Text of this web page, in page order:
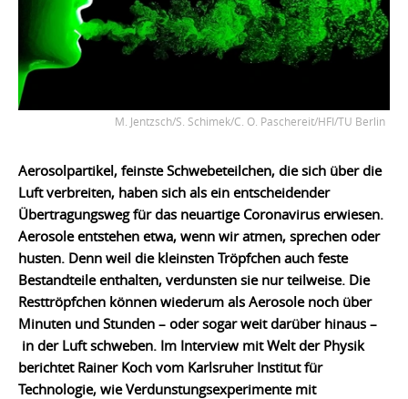
M. Jentzsch/S. Schimek/C. O. Paschereit/HFI/TU Berlin
Aerosolpartikel, feinste Schwebeteilchen, die sich über die
Luft verbreiten, haben sich als ein entscheidender
Übertragungsweg für das neuartige Coronavirus erwiesen.
Aerosole entstehen etwa, wenn wir atmen, sprechen oder
husten. Denn weil die kleinsten Tröpfchen auch feste
Bestandteile enthalten, verdunsten sie nur teilweise. Die
Resttröpfchen können wiederum als Aerosole noch über
Minuten und Stunden – oder sogar weit darüber hinaus –
in der Luft schweben. Im Interview mit Welt der Physik
berichtet Rainer Koch vom Karlsruher Institut für
Technologie, wie Verdunstungsexperimente mit